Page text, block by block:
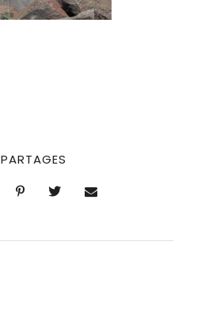
PARTAGES